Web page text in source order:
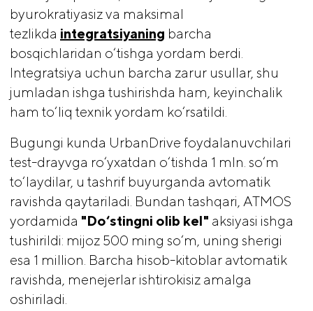
byurokratiyasiz va maksimal
tezlikda integratsiyaning barcha
bosqichlaridan o‘tishga yordam berdi.
Integratsiya uchun barcha zarur usullar, shu
jumladan ishga tushirishda ham, keyinchalik
ham to‘liq texnik yordam ko‘rsatildi.
Bugungi kunda UrbanDrive foydalanuvchilari
test-drayvga ro‘yxatdan o‘tishda 1 mln. so‘m
to‘laydilar, u tashrif buyurganda avtomatik
ravishda qaytariladi. Bundan tashqari, ATMOS
yordamida "Do‘stingni olib kel" aksiyasi ishga
tushirildi: mijoz 500 ming so‘m, uning sherigi
esa 1 million. Barcha hisob-kitoblar avtomatik
ravishda, menejerlar ishtirokisiz amalga
oshiriladi.